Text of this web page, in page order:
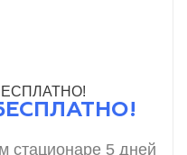
стационаре 5 дней